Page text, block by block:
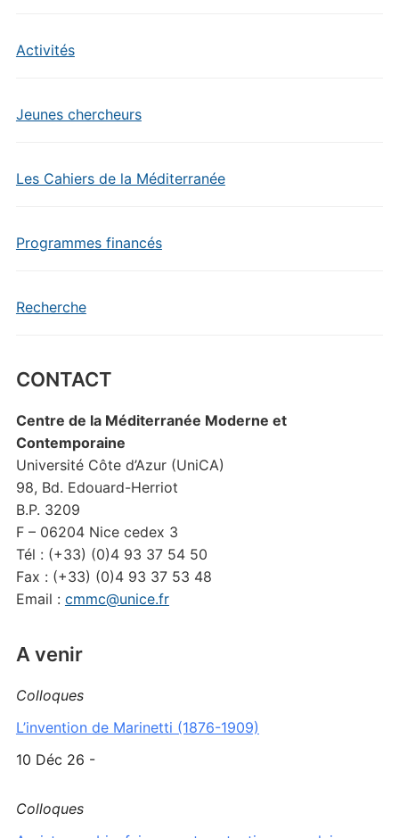
Activités
Jeunes chercheurs
Les Cahiers de la Méditerranée
Programmes financés
Recherche
CONTACT
Centre de la Méditerranée Moderne et
Contemporaine
Université Côte d’Azur (UniCA)
98, Bd. Edouard-Herriot
B.P. 3209
F – 06204 Nice cedex 3
Tél : (+33) (0)4 93 37 54 50
Fax : (+33) (0)4 93 37 53 48
Email : cmmc@unice.fr
A venir
Colloques
L’invention de Marinetti (1876-1909)
10 Déc 26 -
Colloques